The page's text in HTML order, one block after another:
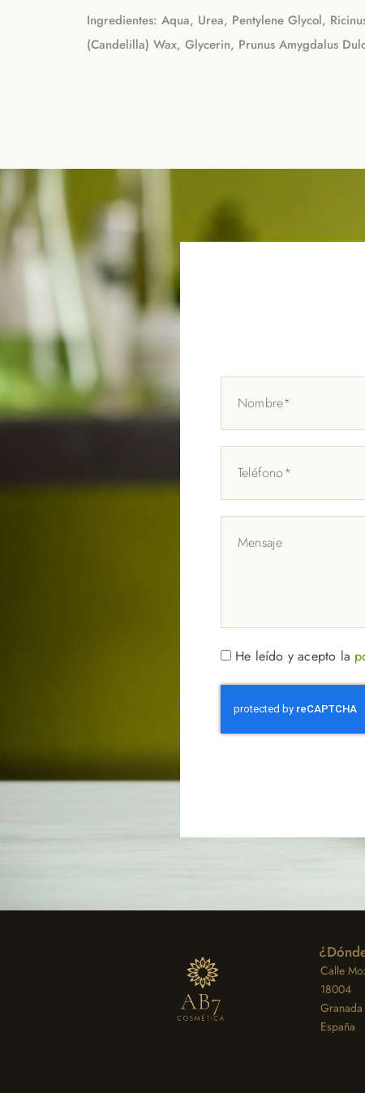
Ingredientes: Aqua, Urea, Pentylene Glycol,
(Candelilla) Wax, Glycerin, Prunus Amygdalus
He leído y acepto la
Calle
18004
Granada
España